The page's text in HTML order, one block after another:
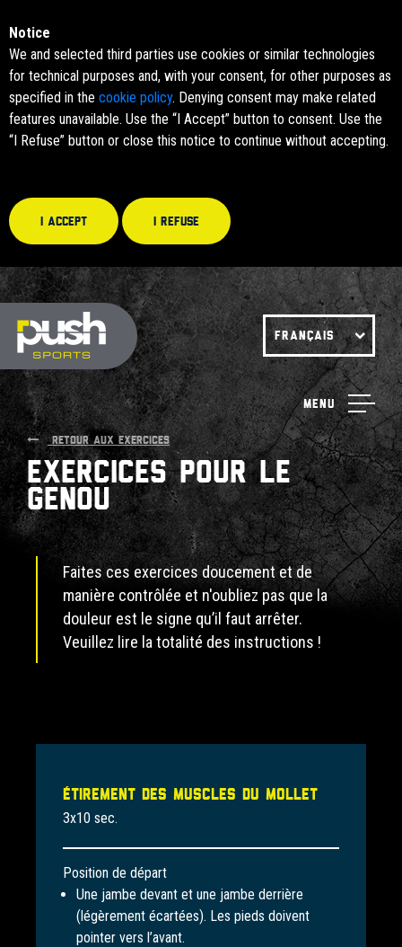
Notice
We and selected third parties use cookies or similar technologies
for technical purposes and, with your consent, for other purposes as
specified in the cookie policy. Denying consent may make related
features unavailable. Use the “I Accept” button to consent. Use the
“I Refuse” button or close this notice to continue without accepting.
I accept I refuse
FRANÇAIS
Menu
RETOUR AUX EXERCICES
Exercices pour le
genou
Faites ces exercices doucement et de
manière contrôlée et n'oubliez pas que la
douleur est le signe qu’il faut arrêter.
Veuillez lire la totalité des instructions !
Étirement des muscles du mollet
3x10 sec.
Position de départ
Une jambe devant et une jambe derrière
(légèrement écartées). Les pieds doivent
pointer vers l’avant.